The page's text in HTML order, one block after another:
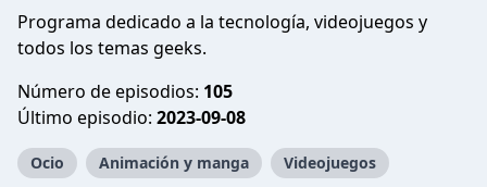
Programa dedicado a la tecnología, videojuegos y
todos los temas geeks.
Número de episodios: 105
Último episodio: 2023-09-08
Ocio Animación y manga Videojuegos